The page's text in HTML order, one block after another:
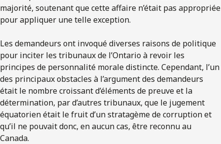
majorité, soutenant que cette affaire n’était pas appropriée
pour appliquer une telle exception.
Les demandeurs ont invoqué diverses raisons de politique
pour inciter les tribunaux de l’Ontario à revoir les
principes de personnalité morale distincte. Cependant, l’un
des principaux obstacles à l’argument des demandeurs
était le nombre croissant d’éléments de preuve et la
détermination, par d’autres tribunaux, que le jugement
équatorien était le fruit d’un stratagème de corruption et
qu’il ne pouvait donc, en aucun cas, être reconnu au
Canada.